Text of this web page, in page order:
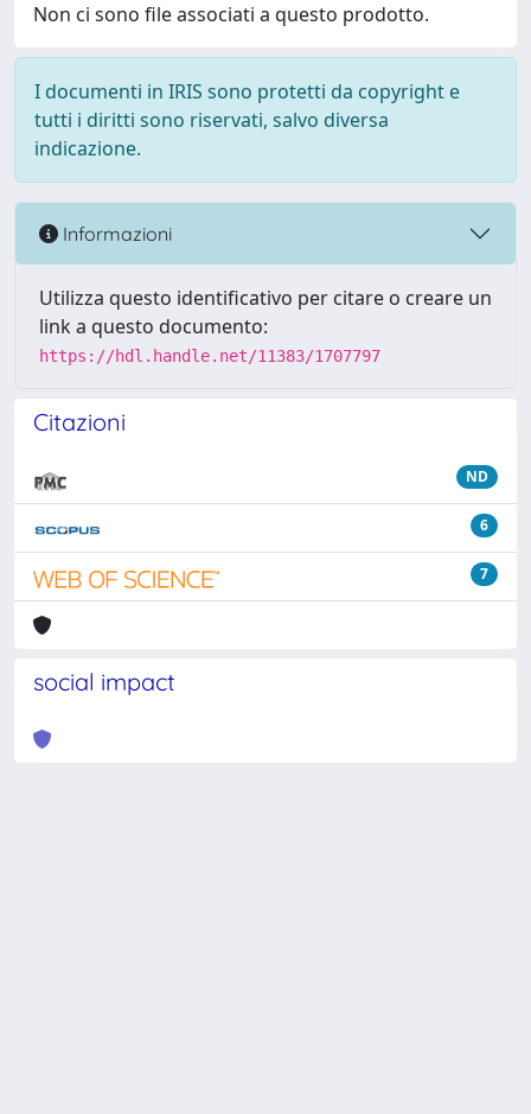
Non ci sono file associati a questo prodotto.
I documenti in IRIS sono protetti da copyright e
tutti i diritti sono riservati, salvo diversa
indicazione.
Informazioni
Utilizza questo identificativo per citare o creare un
link a questo documento:
https://hdl.handle.net/11383/1707797
Citazioni
ND
6
7
social impact